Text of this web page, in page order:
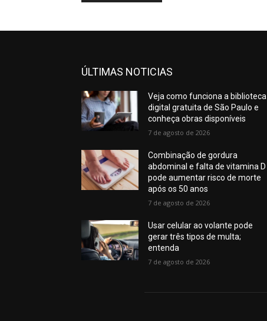
ÚLTIMAS NOTICIAS
Veja como funciona a biblioteca
digital gratuita de São Paulo e
conheça obras disponíveis
7 de agosto de 2026
Combinação de gordura
abdominal e falta de vitamina D
pode aumentar risco de morte
após os 50 anos
7 de agosto de 2026
Usar celular ao volante pode
gerar três tipos de multa;
entenda
7 de agosto de 2026